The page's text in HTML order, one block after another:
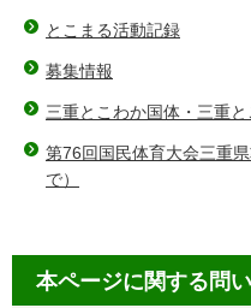
とこまる活動記録
募集情報
三重とこわか国体・三重
第76回国民体育大会三重
で）
本ページに関する問